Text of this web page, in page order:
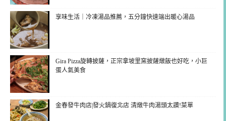
享味生活｜冷凍湯品推薦，五分鐘快速端出暖心湯品
Gira Pizza旋轉披薩，正宗拿坡里窯披薩燉飯也好吃，小巨
蛋人氣美食
金春發牛肉店|發火鍋復北店 清燉牛肉湯頭太讚!菜單